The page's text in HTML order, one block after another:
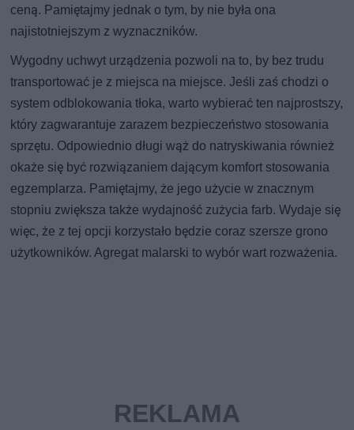
ceną. Pamiętajmy jednak o tym, by nie była ona
najistotniejszym z wyznaczników.
Wygodny uchwyt urządzenia pozwoli na to, by bez trudu
transportować je z miejsca na miejsce. Jeśli zaś chodzi o
system odblokowania tłoka, warto wybierać ten najprostszy,
który zagwarantuje zarazem bezpieczeństwo stosowania
sprzętu. Odpowiednio długi wąż do natryskiwania również
okaże się być rozwiązaniem dającym komfort stosowania
egzemplarza. Pamiętajmy, że jego użycie w znacznym
stopniu zwiększa także wydajność zużycia farb. Wydaje się
więc, że z tej opcji korzystało będzie coraz szersze grono
użytkowników. Agregat malarski to wybór wart rozważenia.